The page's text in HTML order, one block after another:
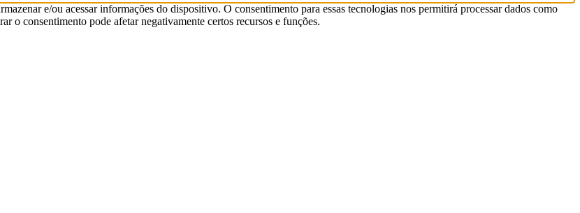
e/ou acessar informações do dispositivo. O consentimento para essas tecnologias nos permitirá processar dados como
o consentimento pode afetar negativamente certos recursos e funções.